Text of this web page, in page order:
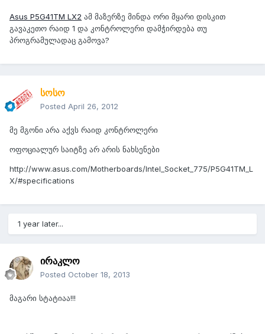
Asus P5G41TM LX2 ამ მაზერზე მინდა ორი მყარი დისკით
გავაკეთო რაიდ 1 და კონტროლერი დამჭირდება თუ
პროგრამულადაც გამოვა?
სოსო
Posted April 26, 2012
მე მგონი არა აქვს რაიდ კონტროლერი
ოფოციალურ საიტზე არ არის ნახსენები
http://www.asus.com/Motherboards/Intel_Socket_775/P5G41TM_L
X/#specifications
1 year later...
ირაკლო
Posted October 18, 2013
მაგარი სტატიაა!!!